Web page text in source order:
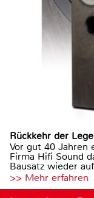
Rückkehr der
Vor gut 40 Jahren
Firma Hifi Sound
Bausatz wieder
>> Mehr erfahren